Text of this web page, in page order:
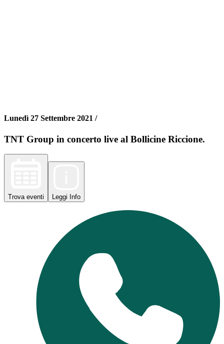
Lunedì 27 Settembre 2021 /
TNT Group in concerto live al Bollicine Riccione.
Trova eventi Leggi Info